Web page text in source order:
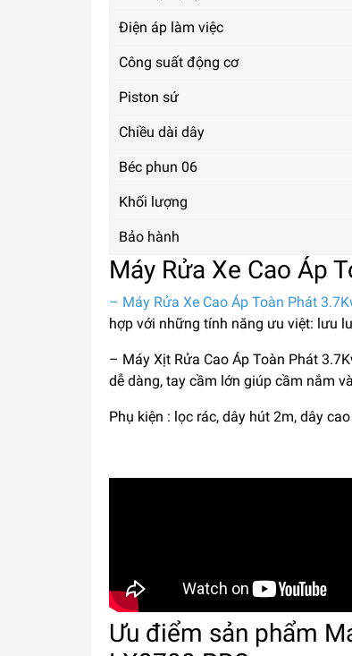
Điện áp làm việc
Công suất động cơ
Piston sứ
Chiều dài dây
Béc phun 06
Khối lượng
Bảo hành
Máy Rửa Xe Cao Áp
– Máy Rửa Xe Cao Áp Toàn Phát
hợp với những tính năng ưu việt: lưu
– Máy Xịt Rửa Cao Áp Toàn Phát
dễ dàng, tay cầm lớn giúp cầm nắm
Phụ kiện : lọc rác, dây hút 2m, dây
Ưu điểm sản phẩm